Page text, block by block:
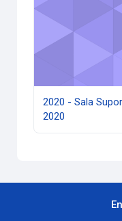
2020 - Sala
2020